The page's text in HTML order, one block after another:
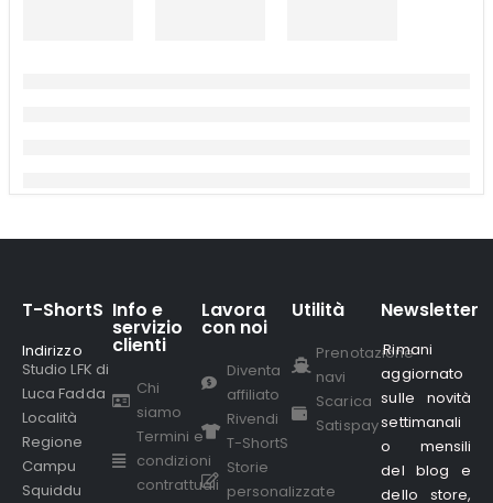
T-ShortS
Indirizzo
Studio LFK di
Luca Fadda
Località
Regione
Campu
Squiddu
Info e
servizio
clienti
Chi
siamo
Termini e
condizioni
contrattuali
Lavora
con noi
Diventa
affiliato
Rivendi
T-ShortS
Storie
personalizzate
Utilità
Prenotazione
navi
Scarica
Satispay
Newsletter
.Rimani
aggiornato
sulle novità
settimanali
o mensili
del blog e
dello store,